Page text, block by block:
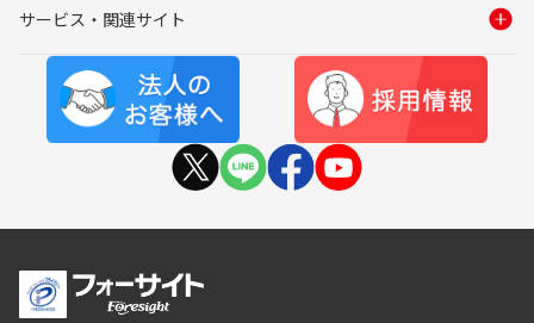
サービス・関連サイト